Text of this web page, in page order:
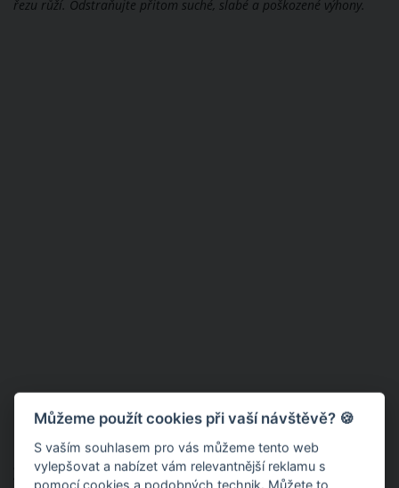
řezu růží. Odstraňujte přitom suché, slabé a poškozené výhony.
Zvertikulujte trávník
Můžeme použít cookies při vaší návštěvě? 🍪
S vaším souhlasem pro vás můžeme tento web
vylepšovat a nabízet vám relevantnější reklamu s
pomocí cookies a podobných technik. Můžete to